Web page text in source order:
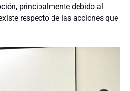
principalmente debido al
respecto de las acciones que